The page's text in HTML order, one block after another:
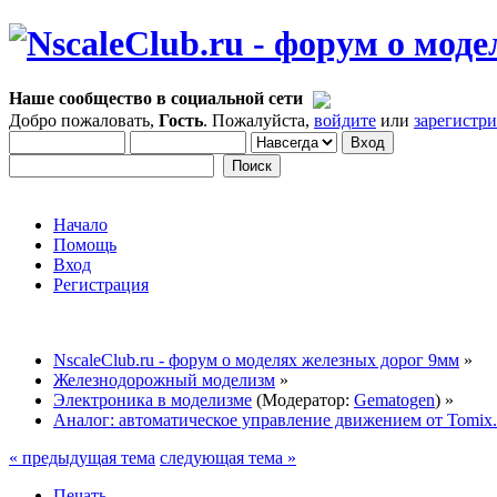
Наше сообщество в социальной сети
Добро пожаловать, Гость. Пожалуйста, войдите или
Начало
Помощь
Вход
Регистрация
NscaleClub.ru - форум о моделях железных дорог 9мм »
Железнодорожный моделизм »
Электроника в моделизме (Модератор: Gematogen) »
Аналог: автоматическое управление движением от Tomix.
« предыдущая тема следующая тема »